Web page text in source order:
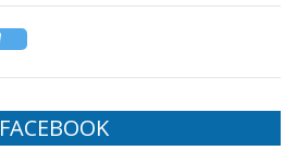
FACEBOOK